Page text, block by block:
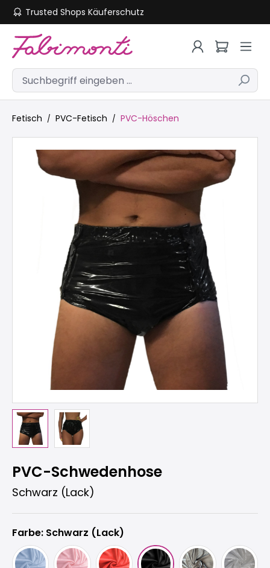
Zum Hauptinhalt springen
Trusted Shops Käuferschutz
Fetisch PVC-Fetisch PVC-Höschen
PVC-Schwedenhose
Schwarz (Lack)
Farbe: Schwarz (Lack)